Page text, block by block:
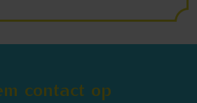
contact op